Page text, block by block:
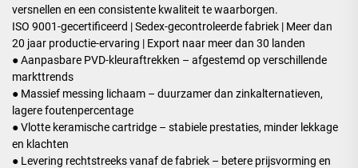
versnellen en een consistente kwaliteit te waarborgen.
ISO 9001-gecertificeerd | Sedex-gecontroleerde fabriek | Meer dan
20 jaar productie-ervaring | Export naar meer dan 30 landen
● Aanpasbare PVD-kleuraftrekken – afgestemd op verschillende
markttrends
● Massief messing lichaam – duurzamer dan zinkalternatieven,
lagere foutenpercentage
● Vlotte keramische cartridge – stabiele prestaties, minder lekkage
en klachten
● Levering rechtstreeks vanaf de fabriek – betere prijsvorming en